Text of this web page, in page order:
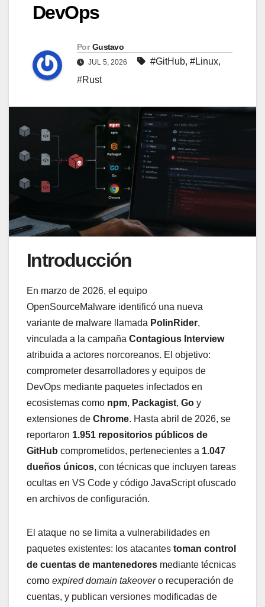
DevOps
Por Gustavo
JUL 5, 2026 #GitHub, #Linux,
#Rust
Introducción
En marzo de 2026, el equipo
OpenSourceMalware identificó una nueva
variante de malware llamada PolinRider,
vinculada a la campaña Contagious Interview
atribuida a actores norcoreanos. El objetivo:
comprometer desarrolladores y equipos de
DevOps mediante paquetes infectados en
ecosistemas como npm, Packagist, Go y
extensiones de Chrome. Hasta abril de 2026, se
reportaron 1.951 repositorios públicos de
GitHub comprometidos, pertenecientes a 1.047
dueños únicos, con técnicas que incluyen tareas
ocultas en VS Code y código JavaScript ofuscado
en archivos de configuración.
El ataque no se limita a vulnerabilidades en
paquetes existentes: los atacantes toman control
de cuentas de mantenedores mediante técnicas
como expired domain takeovero recuperación de
cuentas, y publican versiones modificadas de